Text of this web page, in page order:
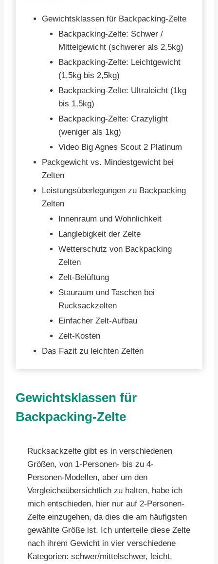
Gewichtsklassen für Backpacking-Zelte
Backpacking-Zelte: Schwer /
Mittelgewicht (schwerer als 2,5kg)
Backpacking-Zelte: Leichtgewicht
(1,5kg bis 2,5kg)
Backpacking-Zelte: Ultraleicht (1kg
bis 1,5kg)
Backpacking-Zelte: Crazylight
(weniger als 1kg)
Video Big Agnes Scout 2 Platinum
Packgewicht vs. Mindestgewicht bei
Zelten
Leistungsüberlegungen zu Backpacking
Zelten
Innenraum und Wohnlichkeit
Langlebigkeit der Zelte
Wetterschutz von Backpacking
Zelten
Zelt-Belüftung
Stauraum und Taschen bei
Rucksackzelten
Einfacher Zelt-Aufbau
Zelt-Kosten
Das Fazit zu leichten Zelten
Gewichtsklassen für
Backpacking-Zelte
Rucksackzelte gibt es in verschiedenen
Größen, von 1-Personen- bis zu 4-
Personen-Modellen, aber um den
Vergleicheübersichtlich zu halten, habe ich
mich entschieden, hier nur auf 2-Personen-
Zelte einzugehen, da dies die am häufigsten
gewählte Größe ist. Ich unterteile diese Zelte
nach ihrem Gewicht in vier verschiedene
Kategorien: schwer/mittelschwer, leicht,